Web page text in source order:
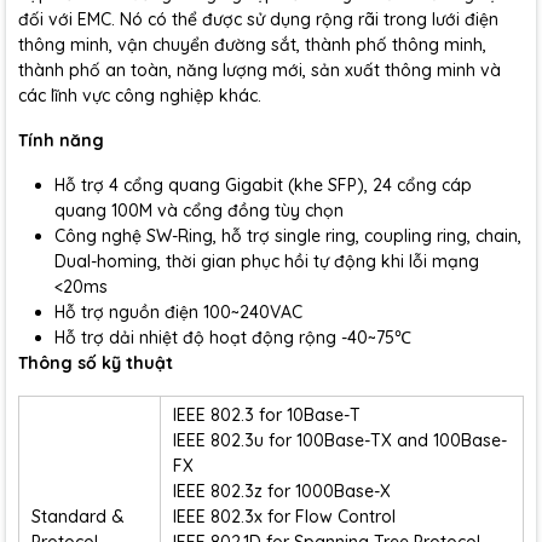
đối với EMC. Nó có thể được sử dụng rộng rãi trong lưới điện
thông minh, vận chuyển đường sắt, thành phố thông minh,
thành phố an toàn, năng lượng mới, sản xuất thông minh và
các lĩnh vực công nghiệp khác.
Tính năng
Hỗ trợ 4 cổng quang Gigabit (khe SFP), 24 cổng cáp
quang 100M và cổng đồng tùy chọn
Công nghệ SW-Ring, hỗ trợ single ring, coupling ring, chain,
Dual-homing, thời gian phục hồi tự động khi lỗi mạng
<20ms
Hỗ trợ nguồn điện 100~240VAC
Hỗ trợ dải nhiệt độ hoạt động rộng -40~75℃
Thông số kỹ thuật
Standard &
IEEE 802.3 for 10Base-T
IEEE 802.3u for 100Base-TX and 100Base-
FX
IEEE 802.3z for 1000Base-X
IEEE 802.3x for Flow Control